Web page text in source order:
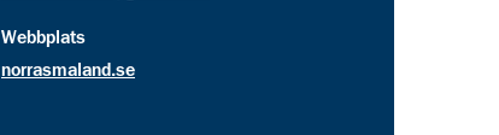
Webbplats
norrasmaland.se